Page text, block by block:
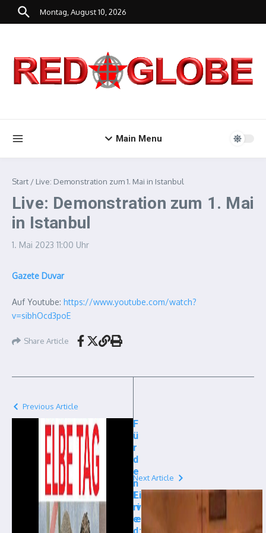
Zum Inhalt springen
Montag, August 10, 2026
Main Menu
Start / Live: Demonstration zum 1. Mai in Istanbul
Live: Demonstration zum 1. Mai
in Istanbul
1. Mai 2023 11:00 Uhr
Gazete Duvar
Auf Youtube: https://www.youtube.com/watch?
v=sibhOcd3poE
Share Article
Previous Article
F
ü
r
d
e
n
F
ri
e
Next Article
Li
v
e